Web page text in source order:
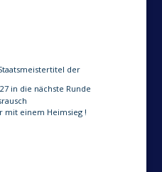
Staatsmeistertitel der
in die nächste Runde
mit einem Heimsieg !